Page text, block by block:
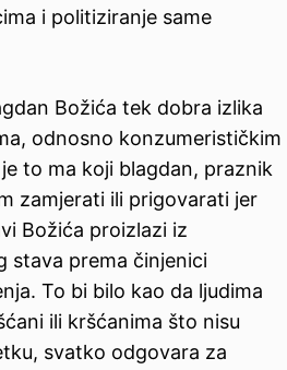
i politiziranje same
Božića tek dobra izlika
odnosno konzumerističkim
to ma koji blagdan, praznik
zamjerati ili prigovarati jer
Božića proizlazi iz
stava prema činjenici
To bi bilo kao da ljudima
ili kršćanima što nisu
svatko odgovara za